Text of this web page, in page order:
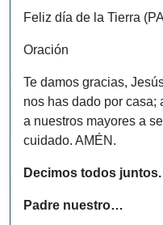
Feliz día de la Tierra
Oración
Te damos gracias,
nos has dado por casa;
a nuestros mayores a
cuidado. AMÉN.
Decimos todos juntos.
Padre nuestro…